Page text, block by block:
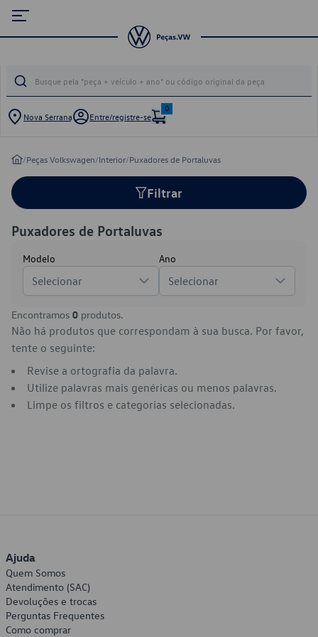
Nova Serrana Entre/registre-se
0
/Peças Volkswagen/Interior/Puxadores de Portaluvas
Filtrar
Puxadores de Portaluvas
Modelo
Selecionar
Ano
Selecionar
Encontramos 0 produtos.
Não há produtos que correspondam à sua busca. Por favor,
tente o seguinte:
Revise a ortografia da palavra.
Utilize palavras mais genéricas ou menos palavras.
Limpe os filtros e categorias selecionadas.
Ajuda
Quem Somos
Atendimento (SAC)
Devoluções e trocas
Perguntas Frequentes
Como comprar